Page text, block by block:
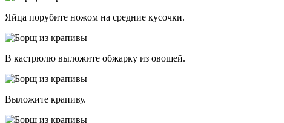
Яйца порубите ножом на средние кусочки.
В кастрюлю выложите обжарку из овощей.
Выложите крапиву.